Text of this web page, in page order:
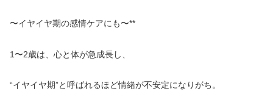
〜イヤイヤ期の感情ケアにも〜**
1〜2歳は、心と体が急成長し、
“イヤイヤ期”と呼ばれるほど情緒が不安定になりがち。